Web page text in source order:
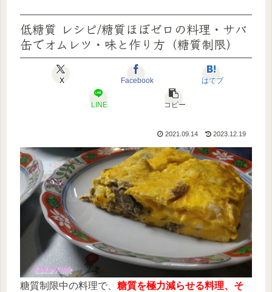
低糖質 レシピ/糖質ほぼゼロの料理・サバ
缶でオムレツ・味と作り方（糖質制限）
X Facebook はてブ
LINE コピー
2021.09.14 2023.12.19
糖質制限中の料理で、 糖質を極力減らせる料理、そ